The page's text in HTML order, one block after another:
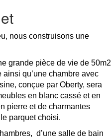
nous construisons une
grande pièce de vie de 50m2
qu’une chambre avec
conçue par Oberty, sera
en blanc cassé et en
pierre et de charmantes
parquet choisi.
d’une salle de bain